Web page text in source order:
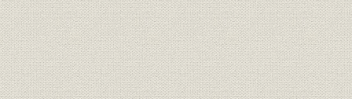
医薬品業界における統制経済
戦局の変化と医薬品の統制
2. 大陸進出の本格化と軍需用増産